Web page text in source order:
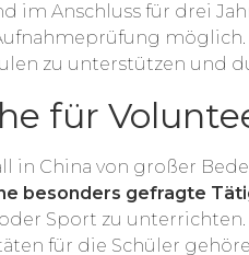
im Anschluss für drei
möglich.
zu unterstützen und
für
in China von großer
besonders gefragte
Sport zu
für die Schüler